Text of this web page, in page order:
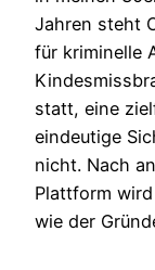
Jahren steht
für kriminelle
statt, eine
eindeutige
nicht. Nach
Plattform
wie der